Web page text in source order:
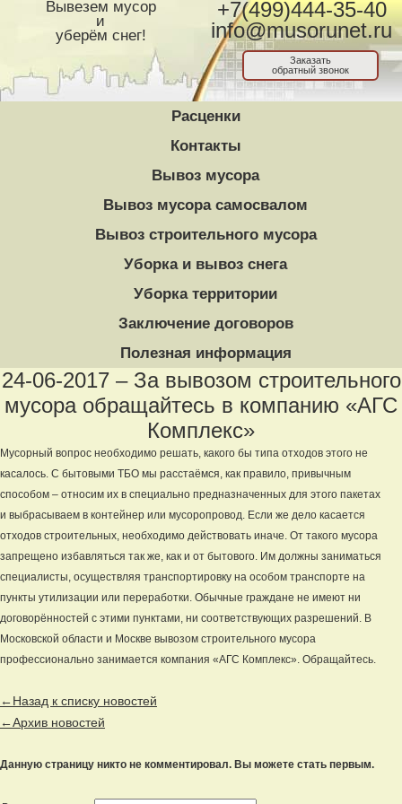
Вывезем мусор
и
уберём снег!
+7(499)444-35-40
info@musorunet.ru
Заказать
обратный звонок
Расценки
Контакты
Вывоз мусора
Вывоз мусора самосвалом
Вывоз строительного мусора
Уборка и вывоз снега
Уборка территории
Заключение договоров
Полезная информация
24-06-2017 – За вывозом строительного
мусора обращайтесь в компанию «АГС
Комплекс»
Мусорный вопрос необходимо решать, какого бы типа отходов этого не
касалось. С бытовыми ТБО мы расстаёмся, как правило, привычным
способом – относим их в специально предназначенных для этого пакетах
и выбрасываем в контейнер или мусоропровод. Если же дело касается
отходов строительных, необходимо действовать иначе. От такого мусора
запрещено избавляться так же, как и от бытового. Им должны заниматься
специалисты, осуществляя транспортировку на особом транспорте на
пункты утилизации или переработки. Обычные граждане не имеют ни
договорённостей с этими пунктами, ни соответствующих разрешений. В
Московской области и Москве вывозом строительного мусора
профессионально занимается компания «АГС Комплекс». Обращайтесь.
←Назад к списку новостей
←Архив новостей
Данную страницу никто не комментировал. Вы можете стать первым.